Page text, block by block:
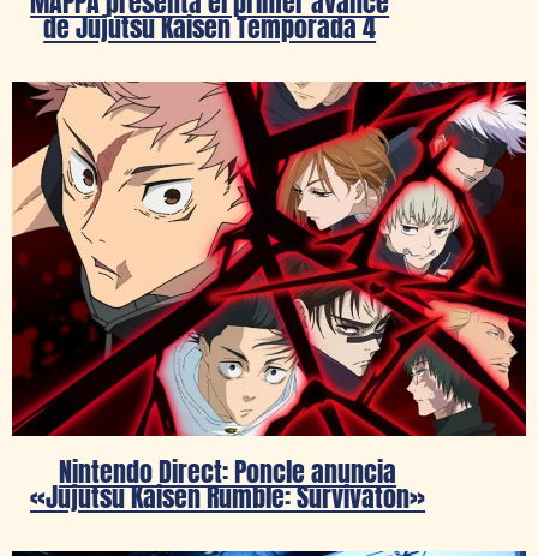
de Jujutsu Kaisen Temporada 4
Nintendo Direct: Poncle anuncia
«Jujutsu Kaisen Rumble: Survivaton»